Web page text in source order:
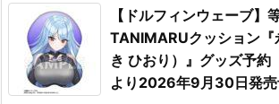
【ドルフィンウェーブ】
TANIMARUクッション『
き ひおり）』グッズ予約
より2026年9月30日発売